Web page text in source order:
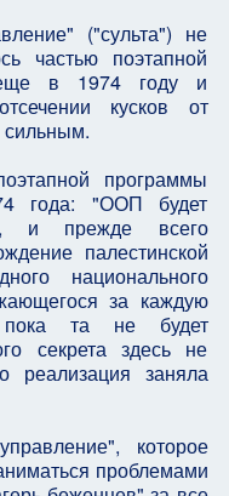
("сульта") не
частью поэтапной
в 1974 году и
кусков от
сильным.
программы
года: "ООП будет
и прежде всего
палестинской
национального
за каждую
пока та не будет
секрета здесь не
реализация заняла
которое
проблемами